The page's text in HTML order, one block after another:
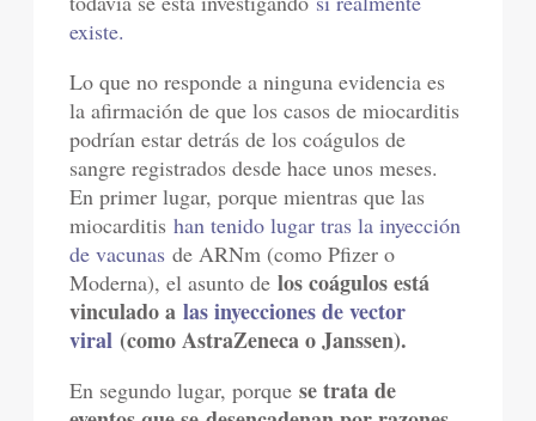
existe.
Lo que no responde a ninguna evidencia es
la afirmación de que los casos de miocarditis
podrían estar detrás de los coágulos de
sangre registrados desde hace unos meses.
En primer lugar, porque mientras que las
miocarditishan tenido lugar tras la inyección
de vacunas de ARNm (como Pfizer o
Moderna), el asunto delos coágulos está
vinculado alas inyecciones de vector
viral (como AstraZeneca o Janssen).
En segundo lugar, porquese trata de